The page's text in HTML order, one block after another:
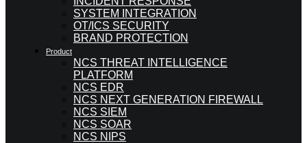
SYSTEM INTEGRATION
OT/ICS SECURITY
BRAND PROTECTION
Product
NCS THREAT INTELLIGENCE
PLATFORM
NCS EDR
NCS NEXT GENERATION FIREWALL
NCS SIEM
NCS SOAR
NCS NIPS